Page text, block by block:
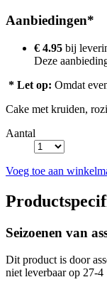
Aanbiedingen*
€ 4.95 bij
Deze
* Let op: Omdat
Cake met kruiden,
Aantal
Voeg toe aan
Seizoenen van
Dit product is door
niet leverbaar op 27-4